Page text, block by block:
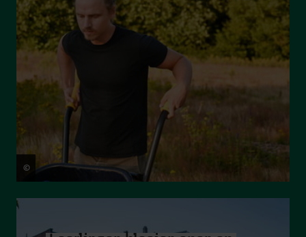
© Stad Antwerpen